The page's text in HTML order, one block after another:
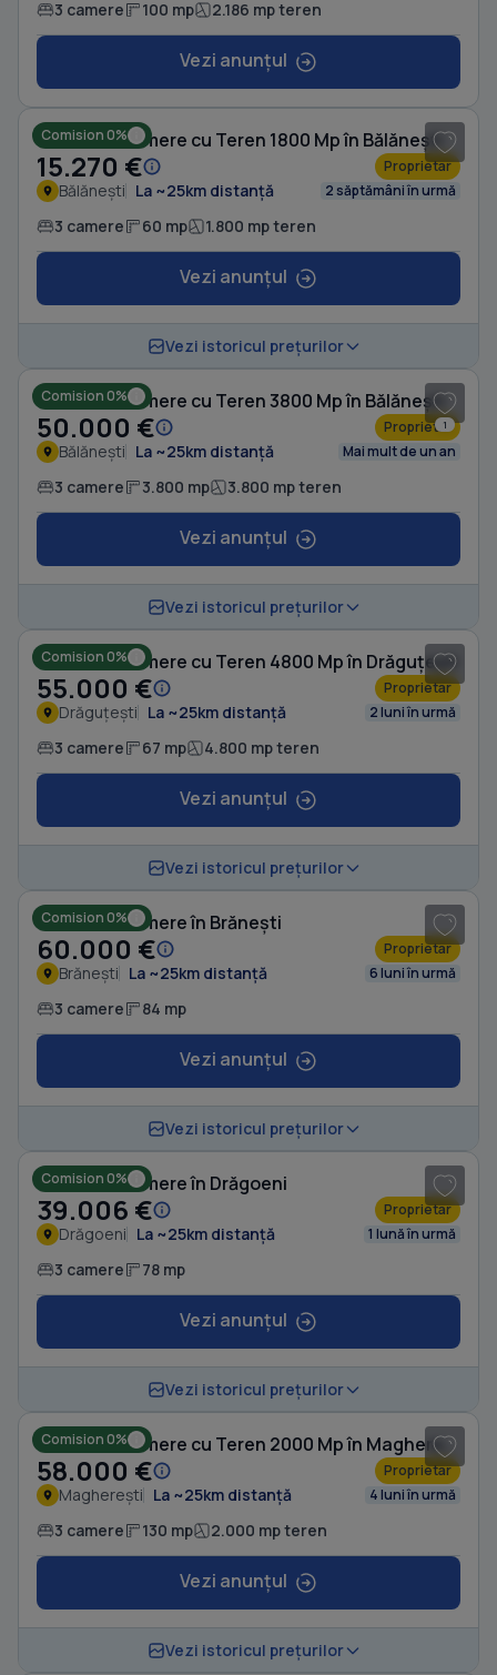
3 camere 100 mp 2.186 mp teren
Vezi anunțul
Comision 0%
Casă cu 3 camere cu Teren 1800 Mp în Bălănești
15.270 € Proprietar
Bălănești La ~25km distanță 2 săptămâni în urmă
3 camere 60 mp 1.800 mp teren
Vezi anunțul
Vezi istoricul prețurilor
1
Comision 0%
Casă cu 3 camere cu Teren 3800 Mp în Bălănești
50.000 € Proprietar
Bălănești La ~25km distanță Mai mult de un an
3 camere 3.800 mp 3.800 mp teren
Vezi anunțul
Vezi istoricul prețurilor
Comision 0%
Casă cu 3 camere cu Teren 4800 Mp în Drăguțești
55.000 € Proprietar
Drăguțești La ~25km distanță 2 luni în urmă
3 camere 67 mp 4.800 mp teren
Vezi anunțul
Vezi istoricul prețurilor
Comision 0%
Casă cu 3 camere în Brănești
60.000 € Proprietar
Brănești La ~25km distanță 6 luni în urmă
3 camere 84 mp
Vezi anunțul
Vezi istoricul prețurilor
Comision 0%
Casă cu 3 camere în Drăgoeni
39.006 € Proprietar
Drăgoeni La ~25km distanță 1 lună în urmă
3 camere 78 mp
Vezi anunțul
Vezi istoricul prețurilor
Comision 0% Casă cu 3 camere cu Teren 2000 Mp în Magherești
58.000 € Proprietar
Magherești La ~25km distanță 4 luni în urmă
3 camere 130 mp 2.000 mp teren
Vezi anunțul
Vezi istoricul prețurilor